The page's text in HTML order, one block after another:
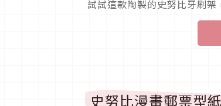
試試這款陶製的史努比牙刷
史努比漫畫郵票型